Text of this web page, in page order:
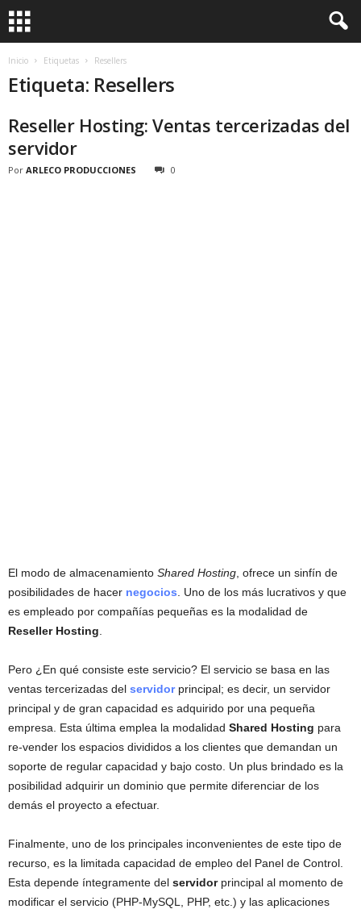
Inicio Etiquetas Resellers
Etiqueta: Resellers
Reseller Hosting: Ventas tercerizadas del
servidor
Por ARLECO PRODUCCIONES 0
El modo de almacenamiento Shared Hosting , ofrece un sinfín de
posibilidades de hacer negocios . Uno de los más lucrativos y que
es empleado por compañías pequeñas es la modalidad de
Reseller Hosting
Pero ¿En qué consiste este servicio? El servicio se basa en las
ventas tercerizadas del servidorprincipal; es decir, un servidor
principal y de gran capacidad es adquirido por una pequeña
empresa. Esta última emplea la modalidad Shared Hosting para
re-vender los espacios divididos a los clientes que demandan un
soporte de regular capacidad y bajo costo. Un plus brindado es la
posibilidad adquirir un dominio que permite diferenciar de los
demás el proyecto a efectuar.
Finalmente, uno de los principales inconvenientes de este tipo de
recurso, es la limitada capacidad de empleo del Panel de Control.
Esta depende íntegramente del servidorprincipal al momento de
modificar el servicio (PHP-MySQL, PHP, etc.) y las aplicaciones